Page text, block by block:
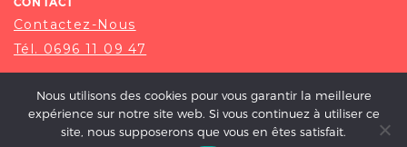
Contactez-Nous
Tél. 0696 11 09 47
Nous utilisons des cookies pour vous garantir la meilleure
expérience sur notre site web. Si vous continuez à utiliser ce
site, nous supposerons que vous en êtes satisfait.